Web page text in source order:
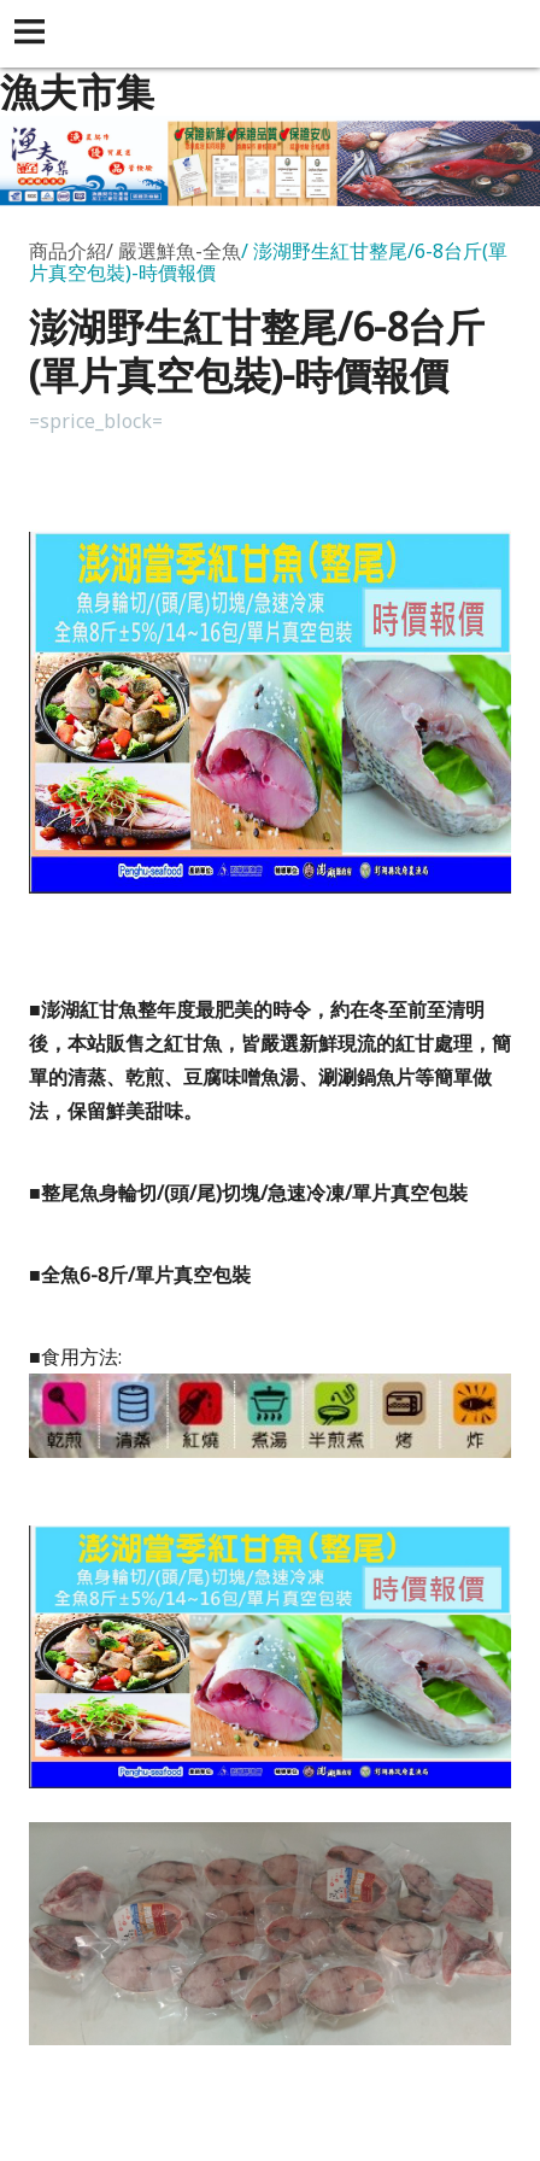
漁夫市集
商品介紹 嚴選鮮魚-全魚 澎湖野生紅甘整尾/6-8台斤(單
片真空包裝)-時價報價
澎湖野生紅甘整尾/6-8台斤
(單片真空包裝)-時價報價
=sprice_block=
■澎湖紅甘魚整年度最肥美的時令，約在冬至前至清明
後，本站販售之紅甘魚，皆嚴選新鮮現流的紅甘處理，簡
單的清蒸、乾煎、豆腐味噌魚湯、涮涮鍋魚片等簡單做
法，保留鮮美甜味。
■整尾魚身輪切/(頭/尾)切塊/急速冷凍/單片真空包裝
■全魚6-8斤/單片真空包裝
■食用方法: